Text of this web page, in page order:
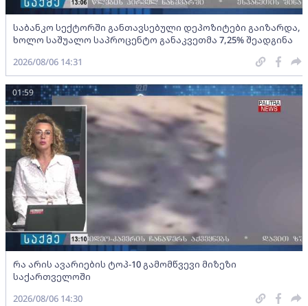
საბანკო სექტორში განთავსებული დეპოზიტები გაიზარდა,
ხოლო საშუალო საპროცენტო განაკვეთმა 7,25% შეადგინა
2026/08/06 14:31
რა არის ავარიების ტოპ-10 გამომწვევი მიზეზი
საქართველოში
01:59
2026/08/06 14:30